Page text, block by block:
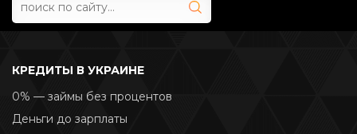
КРЕДИТЫ В УКРАИНЕ
0% — займы без процентов
Деньги до зарплаты